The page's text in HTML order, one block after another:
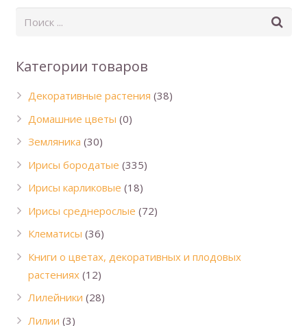
Категории товаров
Декоративные растения (38)
Домашние цветы (0)
Земляника (30)
Ирисы бородатые (335)
Ирисы карликовые (18)
Ирисы среднерослые (72)
Клематисы (36)
Книги о цветах, декоративных и плодовых
растениях (12)
Лилейники (28)
Лилии (3)